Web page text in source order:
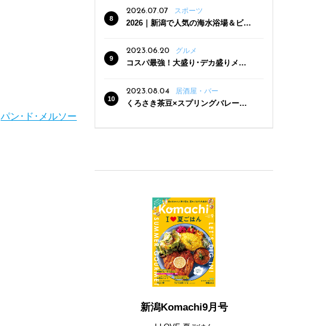
パン･ド･メルソー
クーポン登場
2026.07.07 スポーツ
2026｜新潟で人気の海水浴場＆ビー
2023.06.20
グルメ
コスパ最強！大盛り･デカ盛りメニ
2023.08.04
居酒屋・バー
くろさき茶豆×スプリングバレー豊
新潟Komachi9月号